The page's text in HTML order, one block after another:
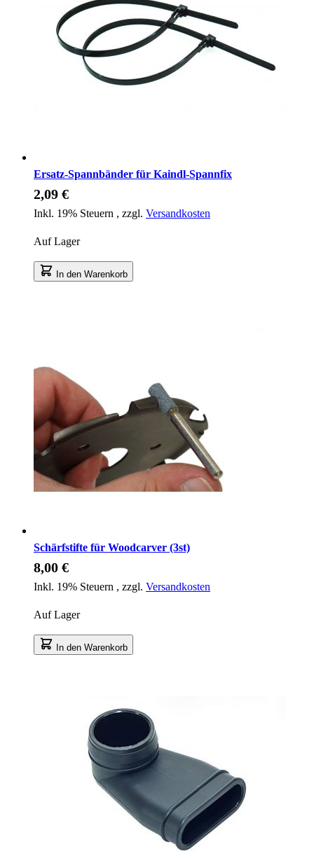
Ersatz-Spannbänder für Kaindl-Spannfix
2,09 €
Inkl. 19% Steuern , zzgl. Versandkosten
Auf Lager
In den Warenkorb
Schärfstifte für Woodcarver (3st)
8,00 €
Inkl. 19% Steuern , zzgl. Versandkosten
Auf Lager
In den Warenkorb